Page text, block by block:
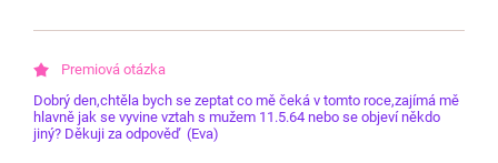
Dobrý den,chtěla bych se zeptat co mě čeká v tomto roce,zajímá mě
hlavně jak se vyvine vztah s mužem 11.5.64 nebo se objeví někdo
jiný? Děkuji za odpověď (Eva)